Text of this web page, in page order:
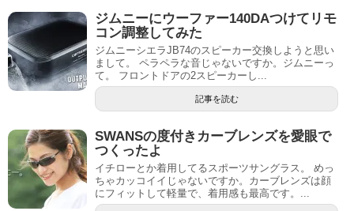
ジムニーにウーファー140DAつけてリモ
コン調整してみた
ジムニーシエラJB74のスピーカー交換しようと思い
まして。 ペラペラな音じゃないですか。ジムニーっ
て。 フロントドアの2スピーカーし...
記事を読む
SWANSの度付きカーブレンズを愛眼で
つくったよ
イチローとか着用してるスポーツサングラス。 めっ
ちゃカッコイイじゃないですか。カーブレンズは顔
にフィットして軽量で、着用感も最高です。...